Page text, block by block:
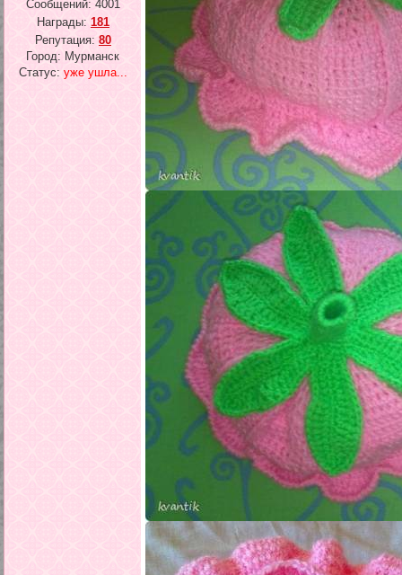
Сообщений: 4001
Награды: 181
Репутация: 80
Город: Мурманск
Статус: уже ушла...